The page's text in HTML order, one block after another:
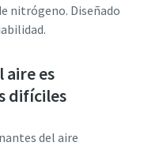
nitrógeno. Diseñado
es
difíciles
del aire